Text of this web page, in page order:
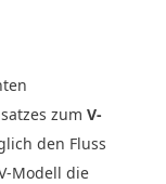
zum V-
den Fluss
Modell die